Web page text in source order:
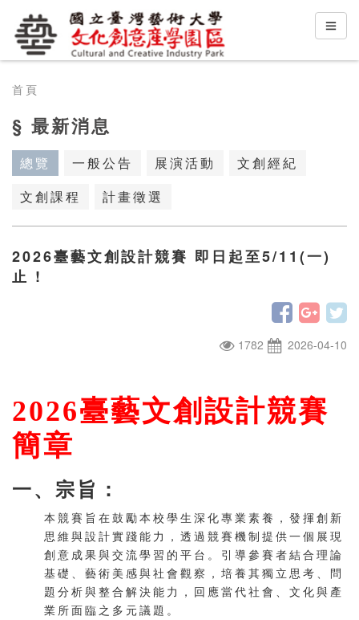
首頁
§ 最新消息
總覽 一般公告 展演活動
文創經紀
文創課程
計畫徵選
2026臺藝文創設計競賽 即日起至5/11(一)
止 !
1782 2026-04-10
2026臺藝文創設計競賽
簡章
一、宗旨：
本競賽旨在鼓勵本校學生深化專業素養，發揮創新
思維與設計實踐能力，透過競賽機制提供一個展現
創意成果與交流學習的平台。引導參賽者結合理論
基礎、藝術美感與社會觀察，培養其獨立思考、問
題分析與整合解決能力，回應當代社會、文化與產
業所面臨之多元議題。